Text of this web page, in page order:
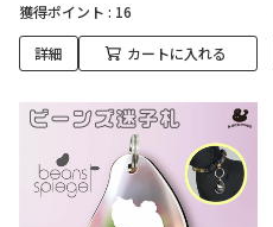
獲得ポイント : 16
詳細 カートに入れる